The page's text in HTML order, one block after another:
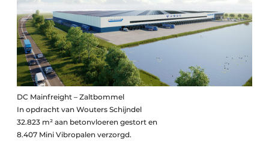
DC Mainfreight – Zaltbommel
In opdracht van Wouters Schijndel
32.823 m² aan betonvloeren gestort en
8.407 Mini Vibropalen verzorgd.